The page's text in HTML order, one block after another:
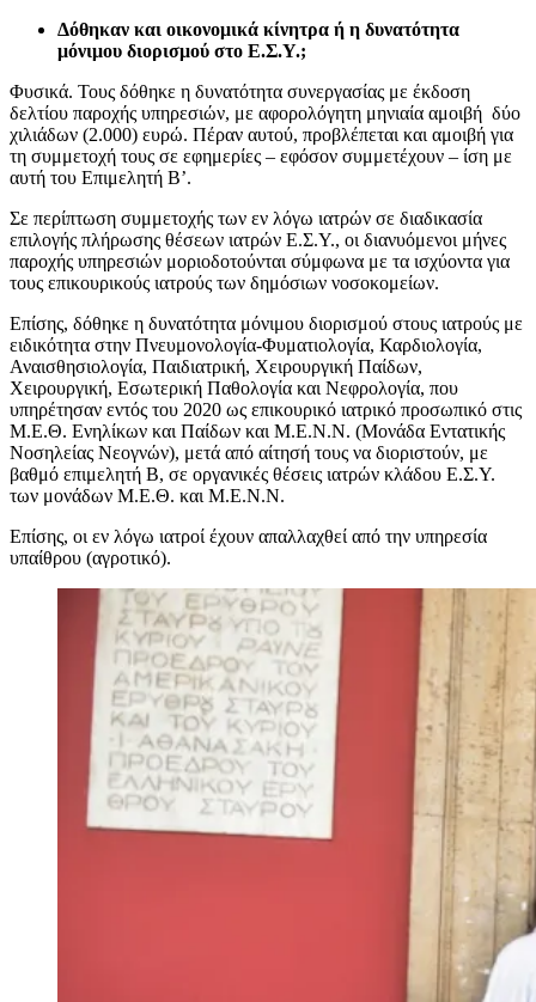
Δόθηκαν και οικονομικά κίνητρα ή η δυνατότητα
μόνιμου διορισμού στο Ε.Σ.Υ.;
Φυσικά. Τους δόθηκε η δυνατότητα συνεργασίας με έκδοση
δελτίου παροχής υπηρεσιών, με αφορολόγητη μηνιαία αμοιβή δύο
χιλιάδων (2.000) ευρώ. Πέραν αυτού, προβλέπεται και αμοιβή για
τη συμμετοχή τους σε εφημερίες – εφόσον συμμετέχουν – ίση με
αυτή του Επιμελητή Β’.
Σε περίπτωση συμμετοχής των εν λόγω ιατρών σε διαδικασία
επιλογής πλήρωσης θέσεων ιατρών Ε.Σ.Υ., οι διανυόμενοι μήνες
παροχής υπηρεσιών μοριοδοτούνται σύμφωνα με τα ισχύοντα για
τους επικουρικούς ιατρούς των δημόσιων νοσοκομείων.
Επίσης, δόθηκε η δυνατότητα μόνιμου διορισμού στους ιατρούς με
ειδικότητα στην Πνευμονολογία-Φυματιολογία, Καρδιολογία,
Αναισθησιολογία, Παιδιατρική, Χειρουργική Παίδων,
Χειρουργική, Εσωτερική Παθολογία και Νεφρολογία, που
υπηρέτησαν εντός του 2020 ως επικουρικό ιατρικό προσωπικό στις
Μ.Ε.Θ. Ενηλίκων και Παίδων και Μ.Ε.Ν.Ν. (Μονάδα Εντατικής
Νοσηλείας Νεογνών), μετά από αίτησή τους να διοριστούν, με
βαθμό επιμελητή Β, σε οργανικές θέσεις ιατρών κλάδου Ε.Σ.Υ.
των μονάδων Μ.Ε.Θ. και Μ.Ε.Ν.Ν.
Επίσης, οι εν λόγω ιατροί έχουν απαλλαχθεί από την υπηρεσία
υπαίθρου (αγροτικό).